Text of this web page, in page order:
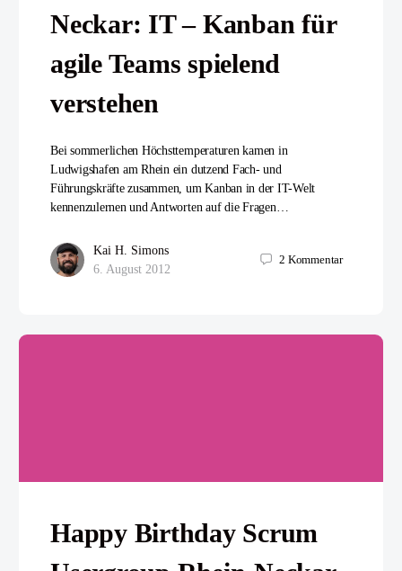
Neckar: IT – Kanban für
agile Teams spielend
verstehen
Bei sommerlichen Höchsttemperaturen kamen in
Ludwigshafen am Rhein ein dutzend Fach- und
Führungskräfte zusammen, um Kanban in der IT-Welt
kennenzulernen und Antworten auf die Fragen…
Kai H. Simons
6. August 2012
2 Kommentar
Happy Birthday Scrum